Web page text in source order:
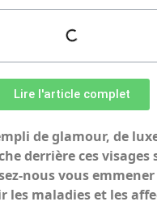
Lire l'article complet
de glamour, de
derrière ces
nous vous
les maladies et les